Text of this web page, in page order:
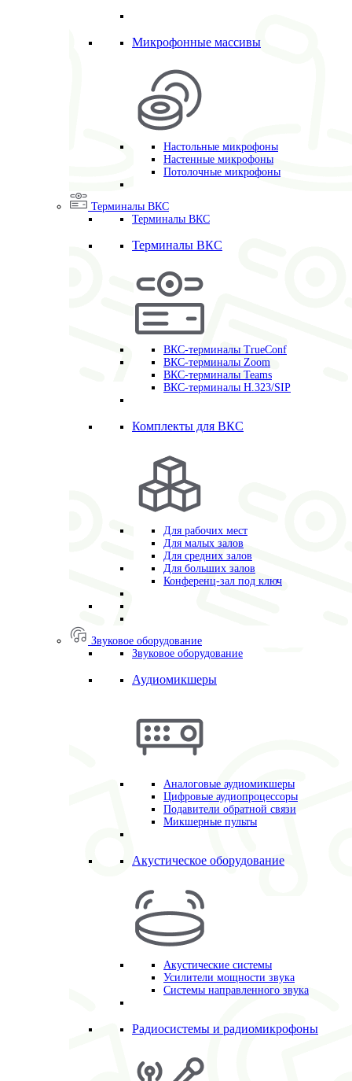
Микрофонные массивы
Настольные микрофоны
Настенные микрофоны
Потолочные микрофоны
Терминалы ВКС
Терминалы ВКС
Терминалы ВКС
ВКС-терминалы TrueConf
ВКС-терминалы Zoom
ВКС-терминалы Teams
ВКС-терминалы H.323/SIP
Комплекты для ВКС
Для рабочих мест
Для малых залов
Для средних залов
Для больших залов
Конференц-зал под ключ
Звуковое оборудование
Звуковое оборудование
Аудиомикшеры
Аналоговые аудиомикшеры
Цифровые аудиопроцессоры
Подавители обратной связи
Микшерные пульты
Акустическое оборудование
Акустические системы
Усилители мощности звука
Системы направленного звука
Радиосистемы и радиомикрофоны